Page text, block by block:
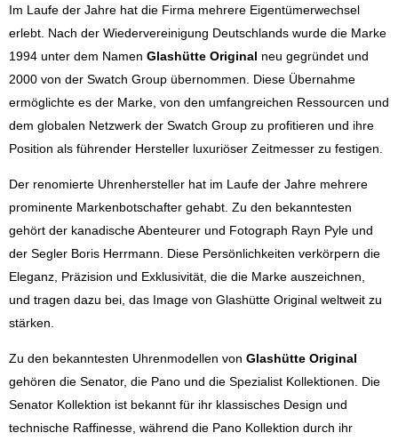
Im Laufe der Jahre hat die Firma mehrere Eigentümerwechsel
erlebt. Nach der Wiedervereinigung Deutschlands wurde die Marke
1994 unter dem Namen Glashütte Original neu gegründet und
2000 von der Swatch Group übernommen. Diese Übernahme
ermöglichte es der Marke, von den umfangreichen Ressourcen und
dem globalen Netzwerk der Swatch Group zu profitieren und ihre
Position als führender Hersteller luxuriöser Zeitmesser zu festigen.
Der renomierte Uhrenhersteller hat im Laufe der Jahre mehrere
prominente Markenbotschafter gehabt. Zu den bekanntesten
gehört der kanadische Abenteurer und Fotograph Rayn Pyle und
der Segler Boris Herrmann. Diese Persönlichkeiten verkörpern die
Eleganz, Präzision und Exklusivität, die die Marke auszeichnen,
und tragen dazu bei, das Image von Glashütte Original weltweit zu
stärken.
Zu den bekanntesten Uhrenmodellen von Glashütte Original
gehören die Senator, die Pano und die Spezialist Kollektionen. Die
Senator Kollektion ist bekannt für ihr klassisches Design und
technische Raffinesse, während die Pano Kollektion durch ihr